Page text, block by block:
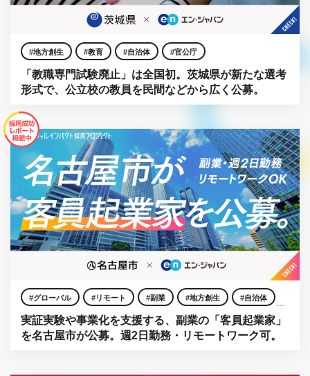
地方創生 教育 自治体 官公庁
「教職専門試験廃止」は全国初。茨城県が新たな選考
形式で、公立校の教員を民間などから広く公募。
グローバル リモート 副業 地方創生 自治体
官公庁
実証実験や事業化を支援する、副業の「客員起業家」
を名古屋市が公募。週2日勤務・リモートワーク可。